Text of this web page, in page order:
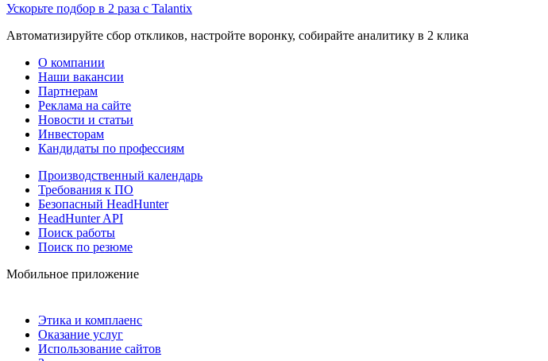
Ускорьте подбор в 2 раза с Talantix
Автоматизируйте сбор откликов, настройте воронку, собирайте аналитику в 2 клика
О компании
Наши вакансии
Партнерам
Реклама на сайте
Новости и статьи
Инвесторам
Кандидаты по профессиям
Производственный календарь
Требования к ПО
Безопасный HeadHunter
HeadHunter API
Поиск работы
Поиск по резюме
Мобильное приложение
Этика и комплаенс
Оказание услуг
Использование сайтов